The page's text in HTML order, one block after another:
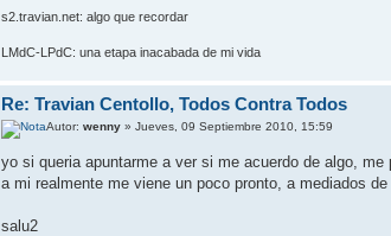
s2.travian.net: algo que recordar
LMdC-LPdC: una etapa inacabada de mi vida
Re: Travian Centollo, Todos Contra Todos
Autor:wenny » Jueves, 09 Septiembre 2010, 15:59
yo si queria apuntarme a ver si me acuerdo de algo,
a mi realmente me viene un poco pronto, a mediados
salu2